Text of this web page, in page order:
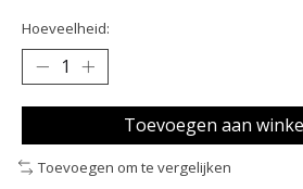
Hoeveelheid:
Toevoegen aan
Toevoegen om te vergelijken